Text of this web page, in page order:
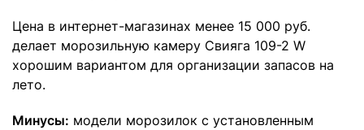
Цена в интернет-магазинах менее 15 000 руб.
делает морозильную камеру Свияга 109-2 W
хорошим вариантом для организации запасов на
лето.
Минусы: модели морозилок с установленным